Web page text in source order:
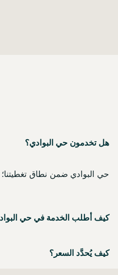
هل تخدمون حي البوادي؟
حي البوادي ضمن نطاق تغطيتنا؛
كيف أطلب الخدمة في حي
كيف يُحدَّد السعر؟